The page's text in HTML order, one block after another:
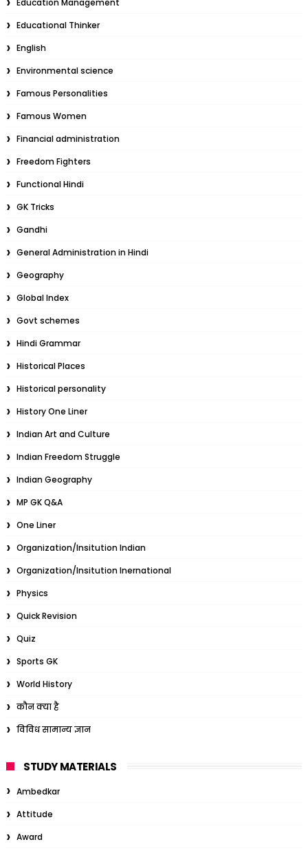
Education Management
Educational Thinker
English
Environmental science
Famous Personalities
Famous Women
Financial administration
Freedom Fighters
Functional Hindi
GK Tricks
Gandhi
General Administration in Hindi
Geography
Global Index
Govt schemes
Hindi Grammar
Historical Places
Historical personality
History One Liner
Indian Art and Culture
Indian Freedom Struggle
Indian Geography
MP GK Q&A
One Liner
Organization/Insitution Indian
Organization/Insitution Inernational
Physics
Quick Revision
Quiz
Sports GK
World History
कौन क्या है
विविध सामान्य ज्ञान
STUDY MATERIALS
Ambedkar
Attitude
Award